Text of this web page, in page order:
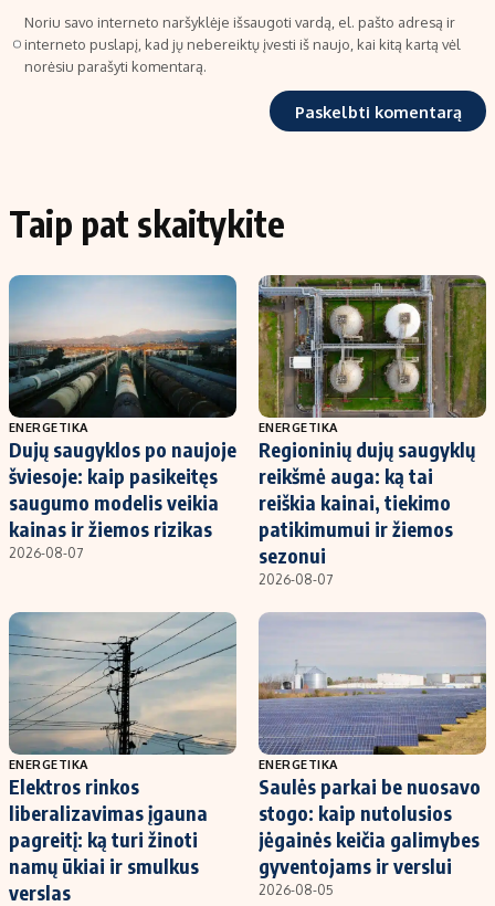
Noriu savo interneto naršyklėje išsaugoti vardą, el. pašto adresą ir
interneto puslapį, kad jų nebereiktų įvesti iš naujo, kai kitą kartą vėl
norėsiu parašyti komentarą.
Taip pat skaitykite
ENERGETIKA
Dujų saugyklos po naujoje
šviesoje: kaip pasikeitęs
saugumo modelis veikia
kainas ir žiemos rizikas
2026-08-07
ENERGETIKA
Regioninių dujų saugyklų
reikšmė auga: ką tai
reiškia kainai, tiekimo
patikimumui ir žiemos
sezonui
2026-08-07
ENERGETIKA
Elektros rinkos
liberalizavimas įgauna
pagreitį: ką turi žinoti
namų ūkiai ir smulkus
verslas
ENERGETIKA
Saulės parkai be nuosavo
stogo: kaip nutolusios
jėgainės keičia galimybes
gyventojams ir verslui
2026-08-05